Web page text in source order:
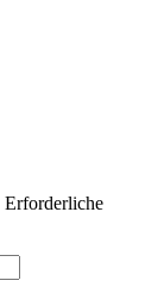
Erforderliche